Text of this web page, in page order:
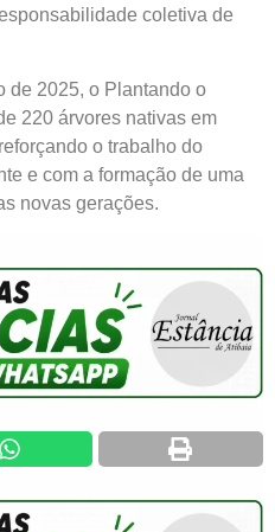
coletiva de
de 2025, o Plantando o
220 árvores nativas em
o trabalho do
e com a formação de uma
novas gerações.